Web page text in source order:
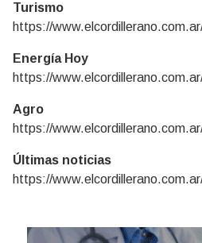
Turismo
https://
Energía Hoy
https://
Agro
https://
Últimas noticias
https://